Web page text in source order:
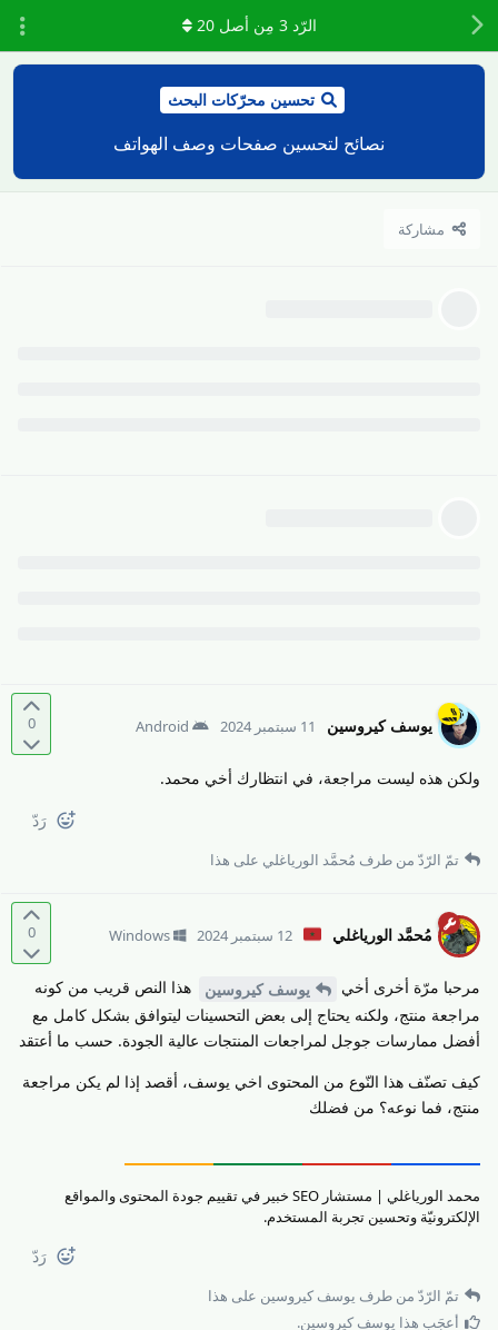
تحسين محرّكات البحث
نصائح لتحسين صفحات وصف الهواتف
مشاركة
الرّد3 مِن أصل20
0 يوسف كيروسين 11 سبتمبر 2024 Android
ولكن هذه ليست مراجعة، في انتظارك أخي محمد.
رَدّ
تمّ الرّدّ من طرف مُحمَّد الورياغلي على هذا
0 مُحمَّد الورياغلي 12 سبتمبر 2024 Windows
مرحبا مرّة أخرى أخي يوسف كيروسين
هذا النص قريب من كونه
مراجعة منتج، ولكنه يحتاج إلى بعض التحسينات ليتوافق بشكل كامل مع
أفضل ممارسات جوجل لمراجعات المنتجات عالية الجودة. حسب ما أعتقد
كيف تصنّف هذا النّوع من المحتوى اخي يوسف، أقصد إذا لم يكن مراجعة
منتج، فما نوعه؟ من فضلك
محمد الورياغلي | مستشار SEO خبير في تقييم جودة المحتوى والمواقع
الإلكترونيّة وتحسين تجربة المستخدم.
رَدّ
تمّ الرّدّ من طرف يوسف كيروسين على هذا
أعجَب هذا يوسف كيروسين.